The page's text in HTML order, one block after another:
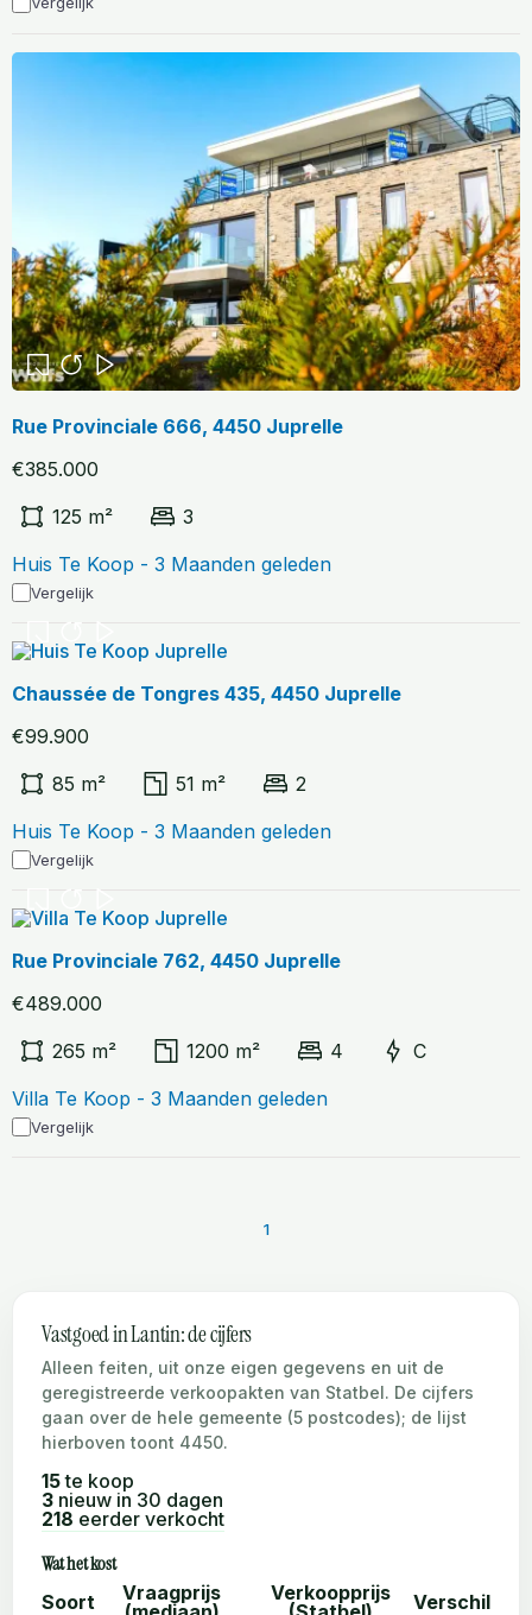
Rue Provinciale 666, 4450 Juprelle
€385.000
125 m²
3
Huis Te Koop - 3 Maanden geleden
Vergelijk
Chaussée de Tongres 435, 4450 Juprelle
€99.900
85 m²
51 m²
2
Huis Te Koop - 3 Maanden geleden
Vergelijk
Rue Provinciale 762, 4450 Juprelle
€489.000
265 m²
1200 m² 4
C
Villa Te Koop - 3 Maanden geleden
Vergelijk
1
Vastgoed in Lantin: de cijfers
Alleen feiten, uit onze eigen gegevens en uit de
geregistreerde verkoopakten van Statbel. De cijfers
gaan over de hele gemeente (5 postcodes); de lijst
hierboven toont 4450.
15te koop
3 nieuw in 30 dagen
218 eerder verkocht
Wat het kost
Soort
Vraagprijs
Verkoopprijs
Verschil